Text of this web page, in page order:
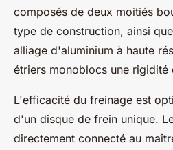
composés de deux moitiés
type de construction, ainsi
alliage d'aluminium à haute
étriers monoblocs une rigidité
L'efficacité du freinage est
d'un disque de frein unique.
directement connecté au